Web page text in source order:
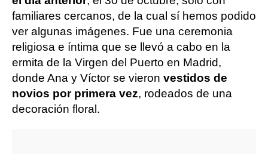
familiares cercanos, de la cual sí hemos podido
ver algunas imágenes. Fue una ceremonia
religiosa e íntima que se llevó a cabo en la
ermita de la Virgen del Puerto en Madrid,
donde Ana y Víctor se vieron vestidos de
novios por primera vez, rodeados de una
decoración floral.